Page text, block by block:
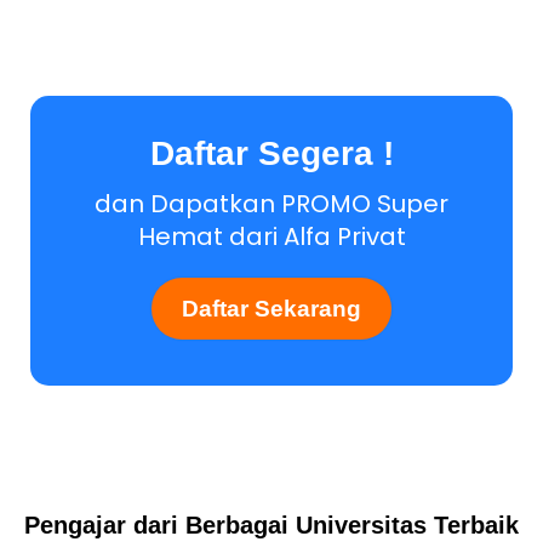
Daftar Segera !
dan Dapatkan PROMO Super
Hemat dari Alfa Privat
Daftar Sekarang
Pengajar dari Berbagai Universitas Terbaik